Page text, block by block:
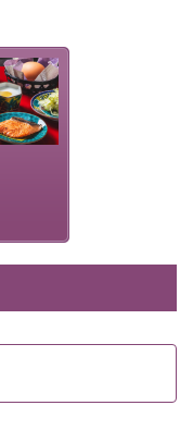
毒プログラムの基、
。
事前予約制）
ト10時
に使わ
産品を
安心・
産...